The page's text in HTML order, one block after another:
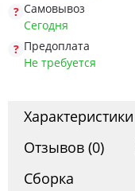
Самовывоз
Сегодня
Предоплата
Не требуется
Характеристики
Отзывов (0)
Сборка